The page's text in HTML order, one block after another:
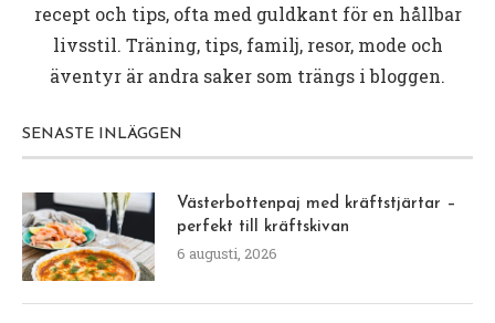
recept och tips, ofta med guldkant för en hållbar
livsstil. Träning, tips, familj, resor, mode och
äventyr är andra saker som trängs i bloggen.
SENASTE INLÄGGEN
Västerbottenpaj med kräftstjärtar –
perfekt till kräftskivan
6 augusti, 2026